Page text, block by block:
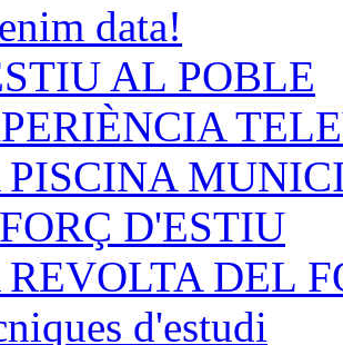
data!
AL POBLE
D'ESTIU
DEL
d'estudi